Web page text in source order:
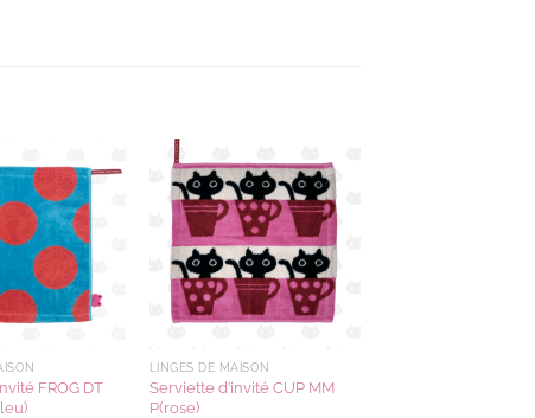
Ajouter
à la
wishlist
FROG DT
Ajouter
à la
wishlist
LINGES DE MAISON
Serviette d’invité CUP MM
P(rose)